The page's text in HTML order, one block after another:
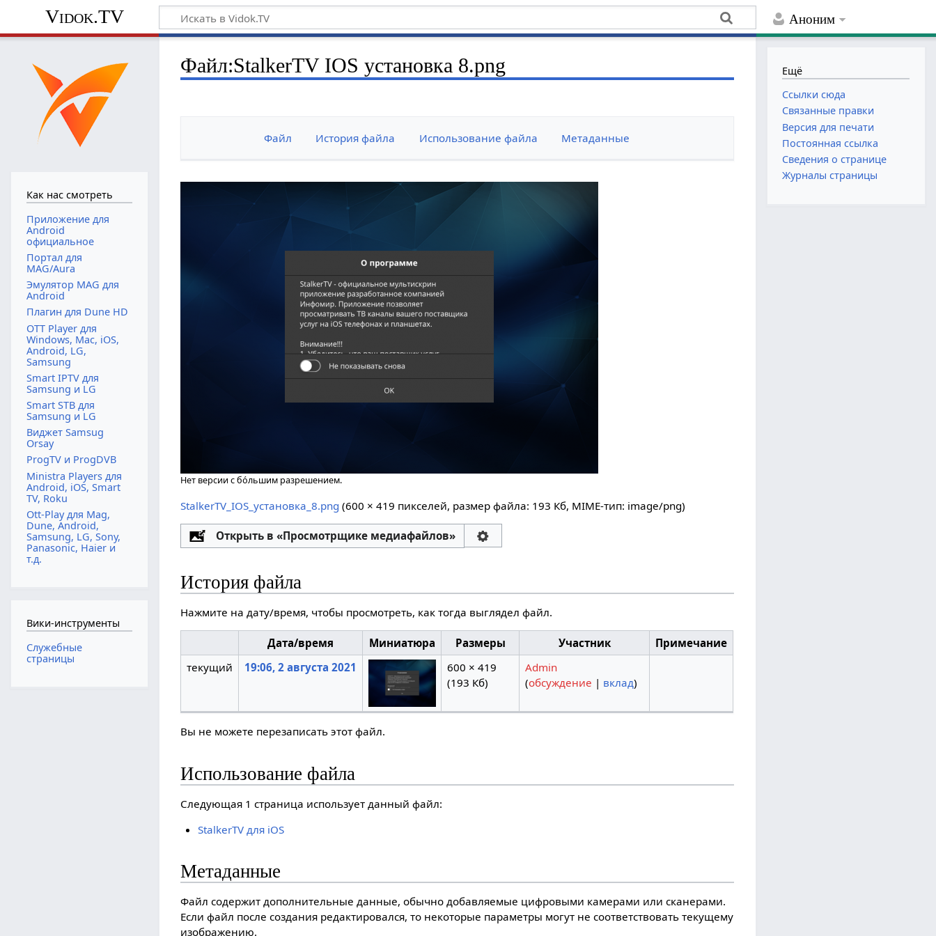
Аноним
Vidok.TV
Файл:StalkerTV IOS установка 8.png
Файл История файла Использование файла Метаданные
Нет версии с бо́льшим разрешением.
StalkerTV_IOS_установка_8.png ‎(600 × 419 пикселей, размер файла: 193 Кб, MIME-тип: image/png)
Открыть в «Просмотрщике медиафайлов»
Настройка
История файла
Нажмите на дату/время, чтобы просмотреть, как тогда выглядел файл.
Дата/время Миниатюра Размеры Участник
Примечание
текущий
19:06, 2 августа 2021
600 × 419
(193 Кб)
Admin
(обсуждение | вклад)
Вы не можете перезаписать этот файл.
Использование файла
Следующая 1 страница использует данный файл:
StalkerTV для iOS
Метаданные
Файл содержит дополнительные данные, обычно добавляемые цифровыми камерами или сканерами.
Если файл после создания редактировался, то некоторые параметры могут не соответствовать текущему
изображению.
Как нас смотреть
Приложение для
Android
официальное
Портал для
MAG/Aura
Эмулятор MAG для
Android
Плагин для Dune HD
OTT Player для
Windows, Mac, iOS,
Android, LG,
Samsung
Smart IPTV для
Samsung и LG
Smart STB для
Samsung и LG
Виджет Samsug
Orsay
ProgTV и ProgDVB
Ministra Players для
Android, iOS, Smart
TV, Roku
Ott-Play для Mag,
Dune, Android,
Samsung, LG, Sony,
Panasonic, Haier и
т.д.
Вики-инструменты
Служебные
страницы
Ещё
Ссылки сюда
Связанные правки
Версия для печати
Постоянная ссылка
Сведения о странице
Журналы страницы